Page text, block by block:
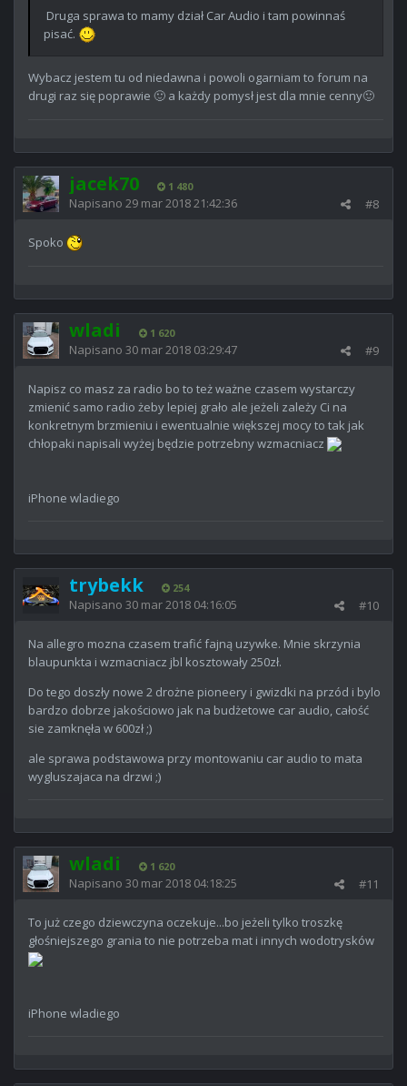
Druga sprawa to mamy dział Car Audio i tam powinnaś
pisać.
Wybacz jestem tu od niedawna i powoli ogarniam to forum na
drugi raz się poprawie 🙂 a każdy pomysł jest dla mnie cenny🙂
jacek70 1 480
#8
Napisano 29 mar 2018 21:42:36
Spoko
wladi 1 620
#9
Napisano 30 mar 2018 03:29:47
Napisz co masz za radio bo to też ważne czasem wystarczy
zmienić samo radio żeby lepiej grało ale jeżeli zależy Ci na
konkretnym brzmieniu i ewentualnie większej mocy to tak jak
chłopaki napisali wyżej będzie potrzebny wzmacniacz
iPhone wladiego
trybekk 254
#10
Napisano 30 mar 2018 04:16:05
Na allegro mozna czasem trafić fajną uzywke. Mnie skrzynia
blaupunkta i wzmacniacz jbl kosztowały 250zł.
Do tego doszły nowe 2 drożne pioneery i gwizdki na przód i bylo
bardzo dobrze jakościowo jak na budżetowe car audio, całość
sie zamknęła w 600zł ;)
ale sprawa podstawowa przy montowaniu car audio to mata
wygluszajaca na drzwi ;)
wladi 1 620
#11
Napisano 30 mar 2018 04:18:25
To już czego dziewczyna oczekuje...bo jeżeli tylko troszkę
głośniejszego grania to nie potrzeba mat i innych wodotrysków
iPhone wladiego